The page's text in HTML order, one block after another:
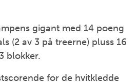
gigant med 14 poeng
(2 av 3 på treerne) pluss 16
blokker.
for de hvitkledde